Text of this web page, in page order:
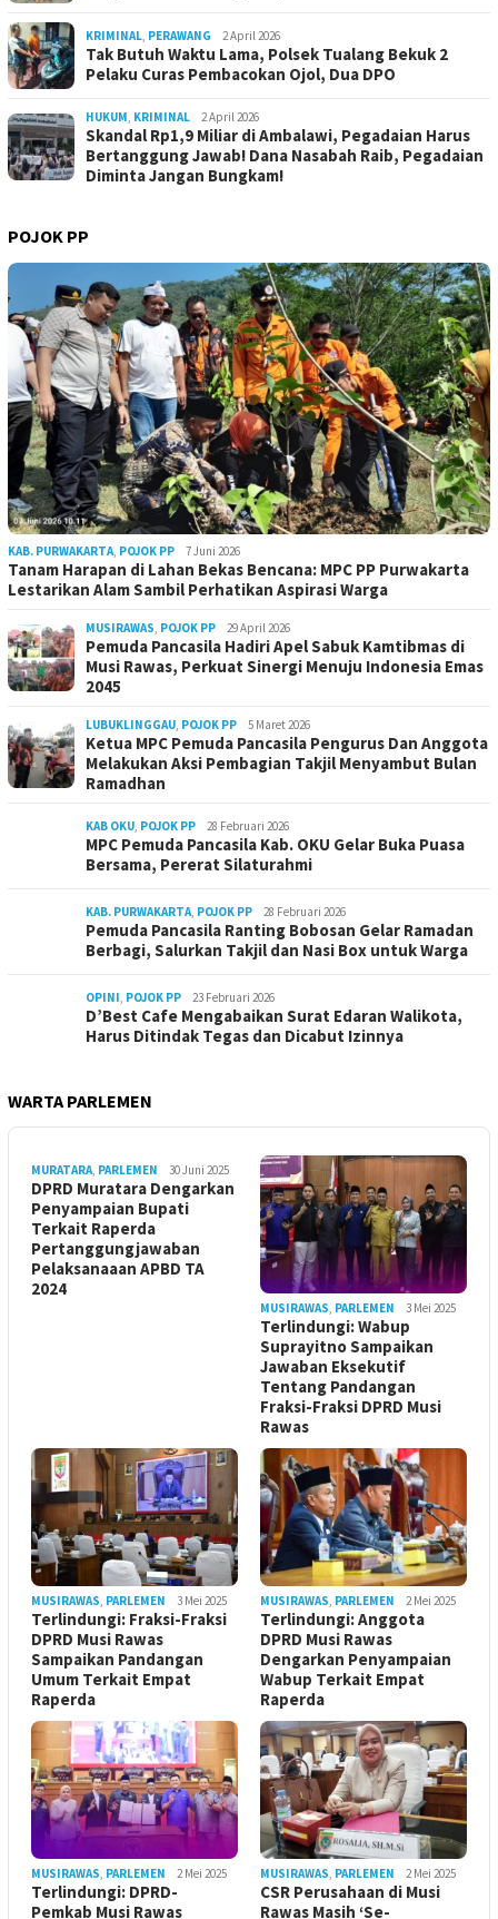
KRIMINAL PERAWANG 2 April 2026
Tak Butuh Waktu Lama, Polsek Tualang Bekuk 2
Pelaku Curas Pembacokan Ojol, Dua DPO
HUKUM KRIMINAL 2 April 2026
Skandal Rp1,9 Miliar di Ambalawi, Pegadaian Harus
Bertanggung Jawab! Dana Nasabah Raib, Pegadaian
Diminta Jangan Bungkam!
POJOK PP
KAB. PURWAKARTA POJOK PP 7 Juni 2026
Tanam Harapan di Lahan Bekas Bencana: MPC PP Purwakarta
Lestarikan Alam Sambil Perhatikan Aspirasi Warga
MUSIRAWAS POJOK PP 29 April 2026
Pemuda Pancasila Hadiri Apel Sabuk Kamtibmas di
Musi Rawas, Perkuat Sinergi Menuju Indonesia Emas
2045
LUBUKLINGGAU POJOK PP 5 Maret 2026
Ketua MPC Pemuda Pancasila Pengurus Dan Anggota
Melakukan Aksi Pembagian Takjil Menyambut Bulan
Ramadhan
KAB OKU POJOK PP 28 Februari 2026
MPC Pemuda Pancasila Kab. OKU Gelar Buka Puasa
Bersama, Pererat Silaturahmi
KAB. PURWAKARTA POJOK PP 28 Februari 2026
Pemuda Pancasila Ranting Bobosan Gelar Ramadan
Berbagi, Salurkan Takjil dan Nasi Box untuk Warga
OPINI POJOK PP 23 Februari 2026
D’Best Cafe Mengabaikan Surat Edaran Walikota,
Harus Ditindak Tegas dan Dicabut Izinnya
WARTA PARLEMEN
MURATARA PARLEMEN 30 Juni 2025
DPRD Muratara Dengarkan
Penyampaian Bupati
Terkait Raperda
Pertanggungjawaban
Pelaksanaaan APBD TA
2024
MUSIRAWAS PARLEMEN 3 Mei 2025
Terlindungi: Wabup
Suprayitno Sampaikan
Jawaban Eksekutif
Tentang Pandangan
Fraksi-Fraksi DPRD Musi
Rawas
MUSIRAWAS PARLEMEN 3 Mei 2025
Terlindungi: Fraksi-Fraksi
DPRD Musi Rawas
Sampaikan Pandangan
Umum Terkait Empat
Raperda
MUSIRAWAS PARLEMEN 2 Mei 2025
Terlindungi: Anggota
DPRD Musi Rawas
Dengarkan Penyampaian
Wabup Terkait Empat
Raperda
MUSIRAWAS PARLEMEN 2 Mei 2025
Terlindungi: DPRD-
Pemkab Musi Rawas
MUSIRAWAS PARLEMEN 2 Mei 2025
CSR Perusahaan di Musi
Rawas Masih ‘Se-